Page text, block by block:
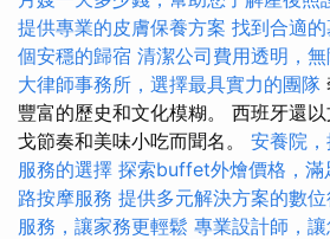
提供專業的皮膚保養方案 找到合適
個安穩的歸宿 清潔公司費用透明，
大律師事務所，選擇最具實力的團隊
豐富的歷史和文化模糊。 西班牙還
戈節奏和美味小吃而聞名。 安養院
服務的選擇 探索buffet外燴價格，滿
路按摩服務 提供多元解決方案的數
服務，讓家務更輕鬆 專業設計師，